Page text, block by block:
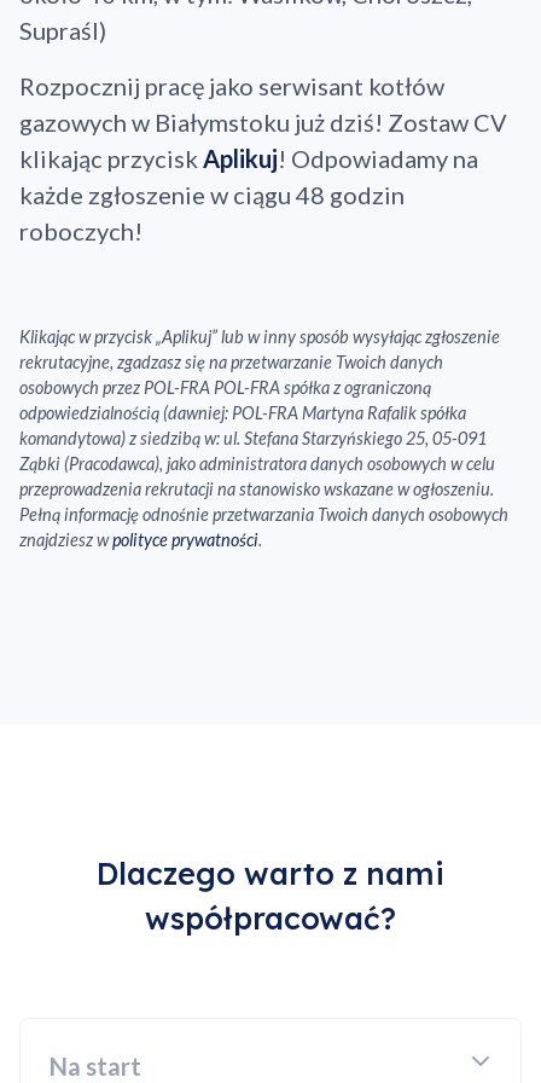
Supraśl)
Rozpocznij pracę jako serwisant kotłów
gazowych w Białymstoku już dziś! Zostaw CV
klikając przycisk Aplikuj! Odpowiadamy na
każde zgłoszenie w ciągu 48 godzin
roboczych!
Klikając w przycisk „Aplikuj” lub w inny sposób wysyłając zgłoszenie
rekrutacyjne, zgadzasz się na przetwarzanie Twoich danych
osobowych przez POL-FRA POL-FRA spółka z ograniczoną
odpowiedzialnością (dawniej: POL-FRA Martyna Rafalik spółka
komandytowa) z siedzibą w: ul. Stefana Starzyńskiego 25, 05-091
Ząbki (Pracodawca), jako administratora danych osobowych w celu
przeprowadzenia rekrutacji na stanowisko wskazane w ogłoszeniu.
Pełną informację odnośnie przetwarzania Twoich danych osobowych
znajdziesz wpolityce prywatności.
Dlaczego warto z nami
współpracować?
Na start